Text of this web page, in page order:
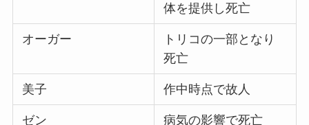
体を提供し死亡
オーガー
トリコの一部となり
死亡
美子 作中時点で故人
ゼン 病気の影響で死亡